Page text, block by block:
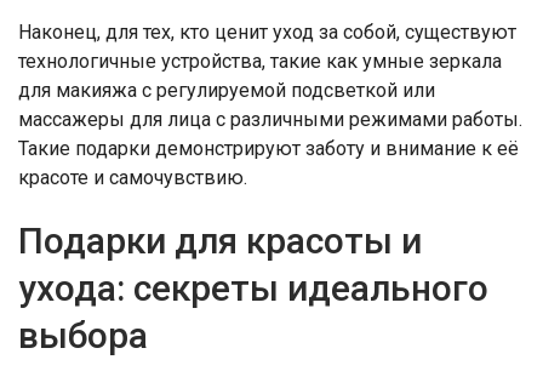
Наконец, для тех, кто ценит уход за собой, существуют
технологичные устройства, такие как умные зеркала
для макияжа с регулируемой подсветкой или
массажеры для лица с различными режимами работы.
Такие подарки демонстрируют заботу и внимание к её
красоте и самочувствию.
Подарки для красоты и
ухода: секреты идеального
выбора